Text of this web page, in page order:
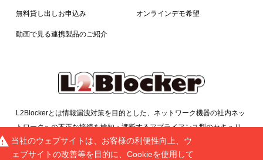
無料貸し出しお申込み オンラインデモ希望
動画で見る連携製品のご紹介
L2Blockerとは情報漏洩対策を目的とした、ネットワーク機器の社内ネッ
トワークへの不正な接続を検知・遮断するアプライアンス型のセキュリ
ティシステムです。簡単に安価に導入できる点、多拠点対応、他のIT資産
管理システムとの連携などが特長となります。
当社のウェブサイトは、お客様の利便性向上、ウ
ェブサイトの改善等を目的に、Cookieを使用して